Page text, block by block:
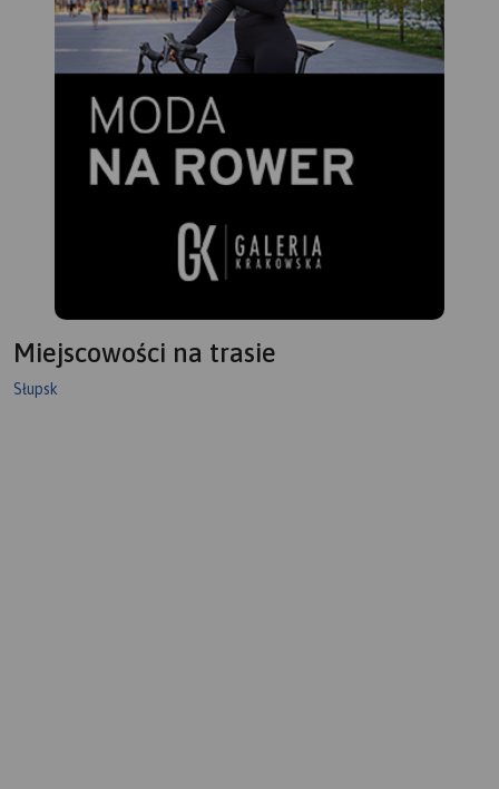
Miejscowości na trasie
Słupsk